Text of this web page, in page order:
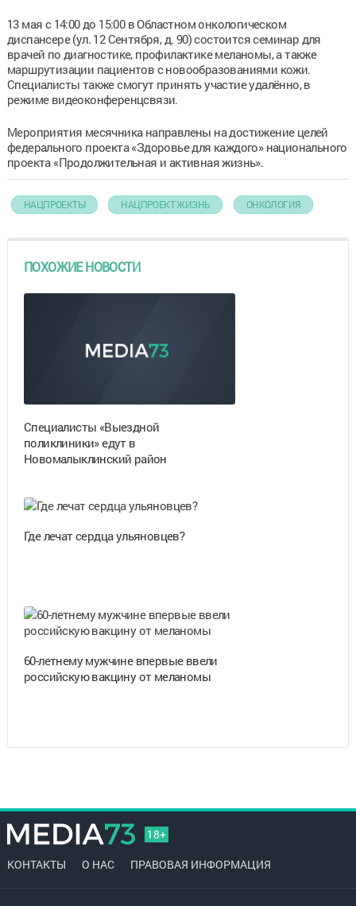
13 мая с 14:00 до 15:00 в Областном онкологическом
диспансере (ул. 12 Сентября, д. 90) состоится семинар для
врачей по диагностике, профилактике меланомы, а также
маршрутизации пациентов с новообразованиями кожи.
Специалисты также смогут принять участие удалённо, в
режиме видеоконференцсвязи.
Мероприятия месячника направлены на достижение целей
федерального проекта «Здоровье для каждого» национального
проекта «Продолжительная и активная жизнь».
НАЦПРОЕКТЫ НАЦПРОЕКТ ЖИЗНЬ ОНКОЛОГИЯ
ПОХОЖИЕ НОВОСТИ
Специалисты «Выездной
поликлиники» едут в
Новомалыклинский район
Где лечат сердца ульяновцев?
60-летнему мужчине впервые ввели
российскую вакцину от меланомы
18+
КОНТАКТЫ О НАС ПРАВОВАЯ ИНФОРМАЦИЯ